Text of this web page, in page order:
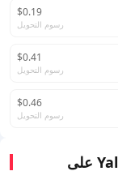
$0.19
رسوم التحويل
$0.41
رسوم التحويل
$0.46
رسوم التحويل
شحن سريع وبأسعار معقولة لـ Yalla Ludo على